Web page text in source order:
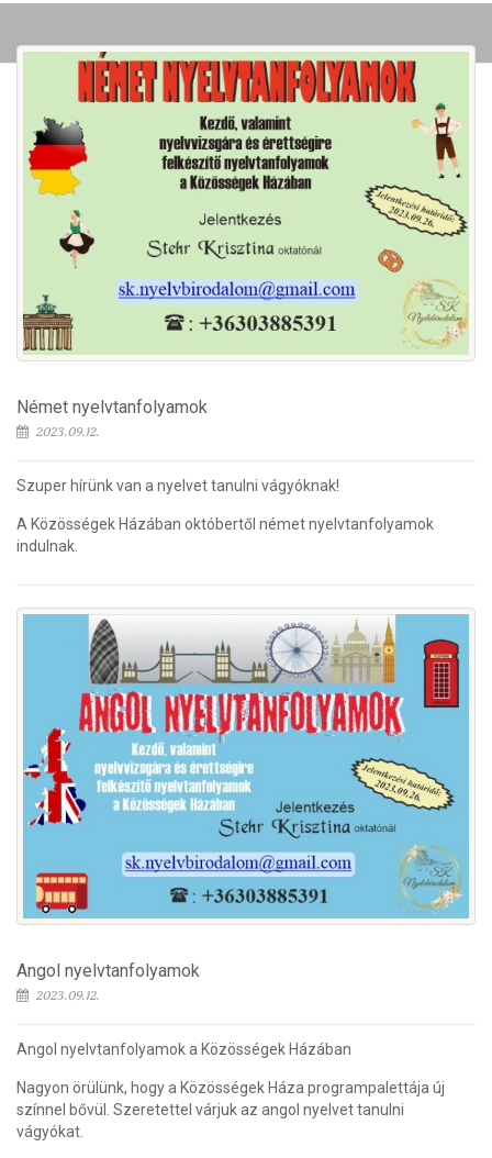
Német nyelvtanfolyamok
2023.09.12.
Szuper hírünk van a nyelvet tanulni vágyóknak!
A Közösségek Házában októbertől német nyelvtanfolyamok
indulnak.
Angol nyelvtanfolyamok
2023.09.12.
Angol nyelvtanfolyamok a Közösségek Házában
Nagyon örülünk, hogy a Közösségek Háza programpalettája új
színnel bővül. Szeretettel várjuk az angol nyelvet tanulni
vágyókat.